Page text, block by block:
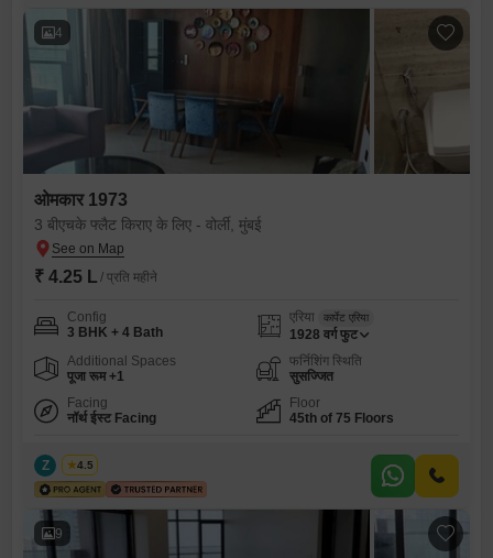
4
ओमकार 1973
3 बीएचके फ्लैट किराए के लिए - वोर्ली, मुंबई
₹ 4.25 L / प्रति महीने
Config
3 BHK + 4 Bath
एरिया कार्पेट एरिया
1928 वर्ग फुट
Additional Spaces
पूजा रूम +1
फर्निशिंग स्थिति
सुसज्जित
Facing
नॉर्थ ईस्ट Facing
Floor
45th of 75 Floors
Z Zeltro
4.5
9